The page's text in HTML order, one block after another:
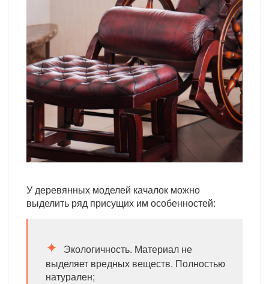
У деревянных моделей качалок можно
выделить ряд присущих им особенностей:
Экологичность. Материал не
выделяет вредных веществ. Полностью
натурален;